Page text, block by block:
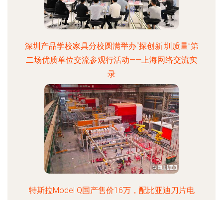
深圳产品学校家具分校圆满举办“探创新·圳质量”第
二场优质单位交流参观行活动——上海网络交流实
录
特斯拉Model Q国产售价16万，配比亚迪刀片电